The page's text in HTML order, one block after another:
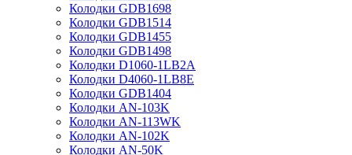
Колодки GDB1698
Колодки GDB1514
Колодки GDB1455
Колодки GDB1498
Колодки D1060-1LB2A
Колодки D4060-1LB8E
Колодки GDB1404
Колодки AN-103K
Колодки AN-113WK
Колодки AN-102K
Колодки AN-50K